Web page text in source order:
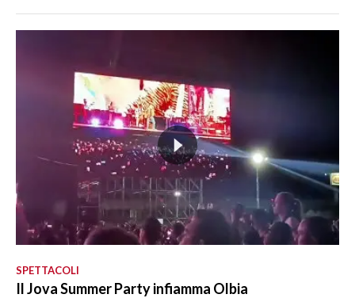
SPETTACOLI
Il Jova Summer Party infiamma Olbia